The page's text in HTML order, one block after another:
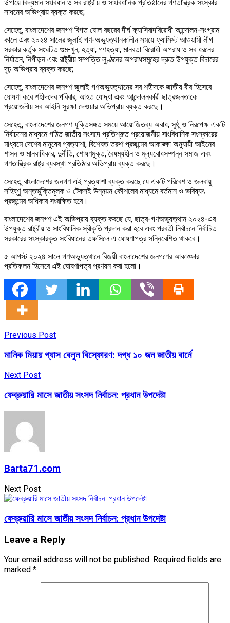
উপায়ে বিদ্যমান সংবিধান ও সব রাষ্ট্রীয় ও সাংবিধানিক প্রতিষ্ঠানের গণতান্ত্রিক সংস্কার
সাধনের অভিপ্রায় ব্যক্ত করছে;
সেহেতু, বাংলাদেশের জনগণ বিগত ষোল বছরের দীর্ঘ ফ্যাসিবাদবিরোধী আন্দোলন-সংগ্রাম
কালে এবং ২০২৪ সালের জুলাই গণ-অভ্যুত্থানকালীন সময়ে ফ্যাসিস্ট আওয়ামী লীগ
সরকার কর্তৃক সংঘটিত গুম-খুন, হত্যা, গণহত্যা, মানবতা বিরোধী অপরাধ ও সব ধরনের
নির্যাতন, নিপীড়ন এবং রাষ্ট্রীয় সম্পত্তি লুণ্ঠনের অপরাধসমূহের দ্রুত উপযুক্ত বিচারের
দৃঢ় অভিপ্রায় ব্যক্ত করছে;
সেহেতু, বাংলাদেশের জনগণ জুলাই গণঅভ্যুত্থানের সব শহীদকে জাতীয় বীর হিসেবে
ঘোষণা করে শহীদদের পরিবার, আহত যোদ্ধা এবং আন্দোলনকারী ছাত্রজনতাকে
প্রয়োজনীয় সব আইনি সুরক্ষা দেওয়ার অভিপ্রায় ব্যক্ত করছে।
সেহেতু, বাংলাদেশের জনগণ যুক্তিসঙ্গত সময়ে আয়োজিতব্য অবাধ, সুষ্ঠু ও নিরপেক্ষ একটি
নির্বাচনের মাধ্যমে গঠিত জাতীয় সংসদে প্রতিশ্রুত প্রয়োজনীয় সাংবিধানিক সংস্কারের
মাধ্যমে দেশের মানুষের প্রত্যাশা, বিশেষত তরুণ প্রজন্মের আকাঙ্ক্ষা অনুযায়ী আইনের
শাসন ও মানবাধিকার, দুর্নীতি, শোষণমুক্ত, বৈষম্যহীন ও মূল্যবোধসম্পন্ন সমাজ এবং
গণতান্ত্রিক রাষ্ট্র ব্যবস্থা প্রতিষ্ঠার অভিপ্রায় ব্যক্ত করছে।
সেহেতু বাংলাদেশের জনগণ এই প্রত্যাশা ব্যক্ত করছে যে একটি পরিবেশ ও জলবায়ু
সহিষ্ণু অন্তর্ভুক্তিমূলক ও টেকসই উন্নয়ন কৌশলের মাধ্যমে বর্তমান ও ভবিষ্যৎ
প্রজন্মের অধিকার সংরক্ষিত হবে।
বাংলাদেশের জনগণ এই অভিপ্রায় ব্যক্ত করছে যে, ছাত্র-গণঅভ্যুত্থান ২০২৪-এর
উপযুক্ত রাষ্ট্রীয় ও সাংবিধানিক স্বীকৃতি প্রদান করা হবে এবং পরবর্তী নির্বাচনে নির্বাচিত
সরকারের সংস্কারকৃত সংবিধানের তফসিলে এ ঘোষণাপত্র সন্নিবেশিত থাকবে।
৫ আগস্ট ২০২৪ সালে গণঅভ্যুত্থানে বিজয়ী বাংলাদেশের জনগণের আকাঙ্ক্ষার
প্রতিফলন হিসেবে এই ঘোষণাপত্র প্রণয়ন করা হলো।
Previous Post
মানিক মিয়ায় গ্যাস বেলুন বিস্ফোরণ: দগ্ধ ১০ জন জাতীয় বার্নে
Next Post
ফেব্রুয়ারি মাসে জাতীয় সংসদ নির্বাচন: প্রধান উপদেষ্টা
Barta71.com
Next Post
ফেব্রুয়ারি মাসে জাতীয় সংসদ নির্বাচন: প্রধান উপদেষ্টা
Leave a Reply
Your email address will not be published. Required fields are
marked *